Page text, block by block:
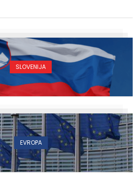
SLOVENIJA
EVROPA